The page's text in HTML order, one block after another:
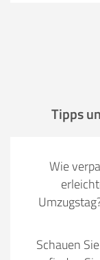
Tipps
Wie
Schauen